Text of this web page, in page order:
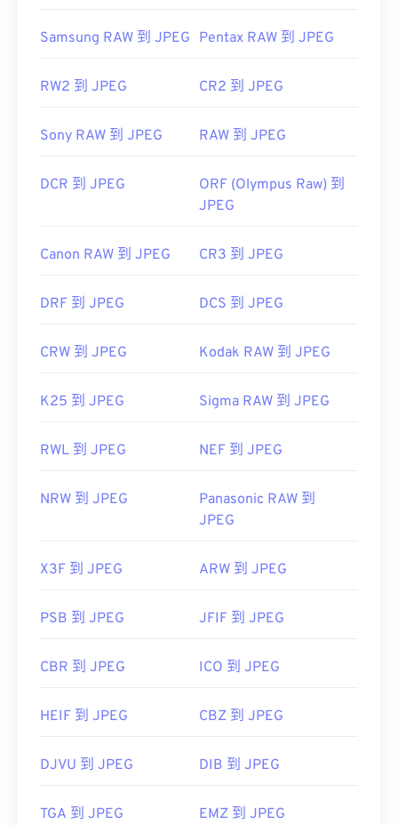
Samsung RAW 到 JPEG Pentax RAW 到 JPEG
RW2 到 JPEG CR2 到 JPEG
Sony RAW 到 JPEG RAW 到 JPEG
DCR 到 JPEG
ORF (Olympus Raw) 到
JPEG
Canon RAW 到 JPEG CR3 到 JPEG
DRF 到 JPEG DCS 到 JPEG
CRW 到 JPEG Kodak RAW 到 JPEG
K25 到 JPEG Sigma RAW 到 JPEG
RWL 到 JPEG NEF 到 JPEG
NRW 到 JPEG
Panasonic RAW 到
JPEG
X3F 到 JPEG ARW 到 JPEG
PSB 到 JPEG JFIF 到 JPEG
CBR 到 JPEG ICO 到 JPEG
HEIF 到 JPEG CBZ 到 JPEG
DJVU 到 JPEG DIB 到 JPEG
TGA 到 JPEG EMZ 到 JPEG